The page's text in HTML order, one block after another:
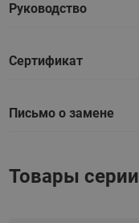
Руководство
Сертификат
Письмо о замене
Товары серии